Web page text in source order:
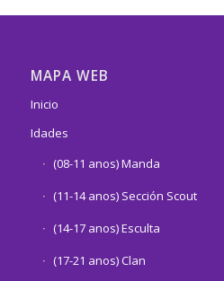
MAPA WEB
Inicio
Idades
(08-11 anos) Manda
(11-14 anos) Sección Scout
(14-17 anos) Esculta
(17-21 anos) Clan